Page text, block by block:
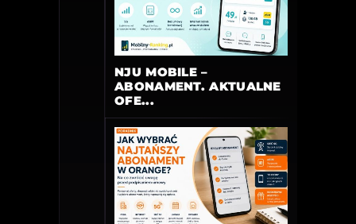
NJU MOBILE –
ABONAMENT. AKTUALNE
OFE...